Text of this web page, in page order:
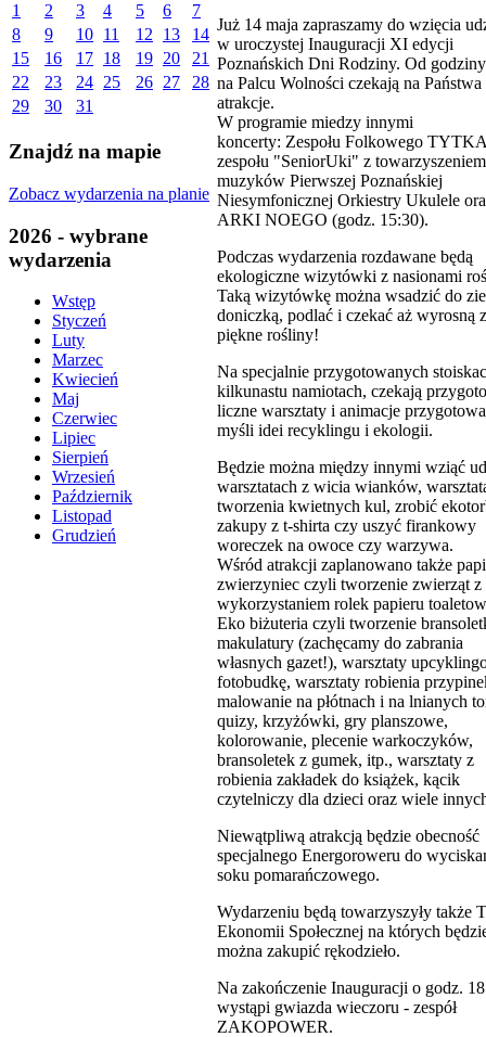
1
2 3 4 5 6
7
8
9 10 11 12 13
14
15
16 17 18 19 20
21
22
23 24 25 26 27
28
29
30 31
Znajdź na mapie
Zobacz wydarzenia na planie
2026 - wybrane
wydarzenia
Wstęp
Styczeń
Luty
Marzec
Kwiecień
Maj
Czerwiec
Lipiec
Sierpień
Wrzesień
Październik
Listopad
Grudzień
Już 14 maja zapraszamy do wzięcia
w uroczystej Inauguracji XI edycji
Poznańskich Dni Rodziny. Od
na Palcu Wolności czekają na
atrakcje.
W programie miedzy innymi
koncerty: Zespołu Folkowego
zespołu "SeniorUki" z towarzyszeniem
muzyków Pierwszej Poznańskiej
Niesymfonicznej Orkiestry Ukulele
ARKI NOEGO (godz. 15:30).
Podczas wydarzenia rozdawane będą
ekologiczne wizytówki z nasionami
Taką wizytówkę można wsadzić do
doniczką, podlać i czekać aż wyrosną
piękne rośliny!
Na specjalnie przygotowanych
kilkunastu namiotach, czekają
liczne warsztaty i animacje
myśli idei recyklingu i ekologii.
Będzie można między innymi wziąć
warsztatach z wicia wianków,
tworzenia kwietnych kul, zrobić
zakupy z t-shirta czy uszyć firankowy
woreczek na owoce czy warzywa.
Wśród atrakcji zaplanowano także
zwierzyniec czyli tworzenie zwierząt z
wykorzystaniem rolek papieru
Eko biżuteria czyli tworzenie
makulatury (zachęcamy do zabrania
własnych gazet!), warsztaty
fotobudkę, warsztaty robienia
malowanie na płótnach i na lnianych
quizy, krzyżówki, gry planszowe,
kolorowanie, plecenie warkoczyków,
bransoletek z gumek, itp., warsztaty z
robienia zakładek do książek, kącik
czytelniczy dla dzieci oraz wiele
Niewątpliwą atrakcją będzie obecność
specjalnego Energoroweru do
soku pomarańczowego.
Wydarzeniu będą towarzyszyły także
Ekonomii Społecznej na których
można zakupić rękodzieło.
Na zakończenie Inauguracji o godz.
wystąpi gwiazda wieczoru - zespół
ZAKOPOWER.